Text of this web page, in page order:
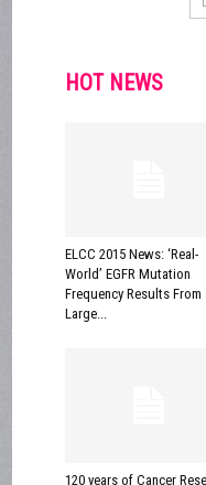
HOT NEWS
ELCC 2015 News: ‘Real-
World’ EGFR Mutation
Frequency Results From
Large...
120 years of Cancer